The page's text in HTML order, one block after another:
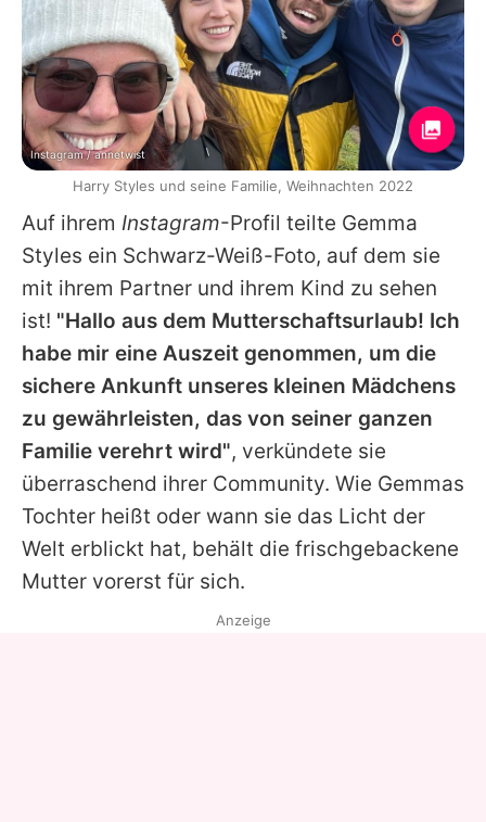
Auf ihrem Instagram-Profil teilte Gemma
Styles ein Schwarz-Weiß-Foto, auf dem sie
mit ihrem Partner und ihrem Kind zu sehen
ist! "Hallo aus dem Mutterschaftsurlaub! Ich
habe mir eine Auszeit genommen, um die
sichere Ankunft unseres kleinen Mädchens
zu gewährleisten, das von seiner ganzen
Familie verehrt wird", verkündete sie
überraschend ihrer Community. Wie Gemmas
Tochter heißt oder wann sie das Licht der
Welt erblickt hat, behält die frischgebackene
Mutter vorerst für sich.
Instagram / annetwist
Harry Styles und seine Familie, Weihnachten 2022
Anzeige